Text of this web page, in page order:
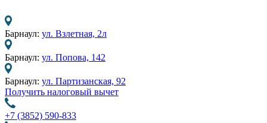
Барнаул: ул. Взлетная, 2л
Барнаул: ул. Попова, 142
Барнаул: ул. Партизанская, 92
Получить налоговый вычет
+7 (3852) 590-833